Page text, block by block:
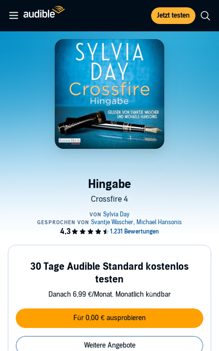
Jetzt testen
Hingabe
Crossfire 4
30 Tage Audible Standard kostenlos
testen
Danach 6,99 €/Monat. Monatlich kündbar
Für 0,00 € ausprobieren
Weitere Angebote